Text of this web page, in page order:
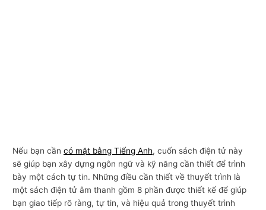
Nếu bạn cầncó mặt bằng Tiếng Anh, cuốn sách điện tử này
sẽ giúp bạn xây dựng ngôn ngữ và kỹ năng cần thiết để trình
bày một cách tự tin. Những điều cần thiết về thuyết trình là
một sách điện tử âm thanh gồm 8 phần được thiết kế để giúp
bạn giao tiếp rõ ràng, tự tin, và hiệu quả trong thuyết trình